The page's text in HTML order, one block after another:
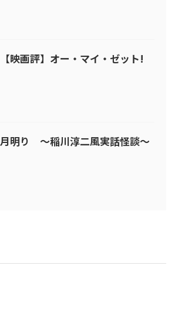
【映画評】オー・マイ・ゼット!
月明り ～稲川淳二風実話怪談～